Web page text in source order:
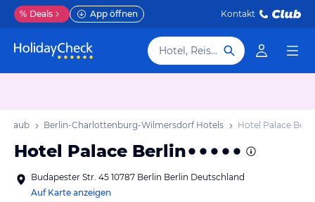
% Deals App öffnen Kontakt
Hotel, Reiseziel
Berlin-Charlottenburg-Wilmersdorf Hotels Hotel Palace
Hotel Palace Berlin
Budapester Str. 45 10787 Berlin Berlin Deutschland
Auf Karte anzeigen